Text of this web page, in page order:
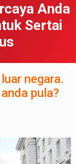
Anda
Sertai
negara.
pula?